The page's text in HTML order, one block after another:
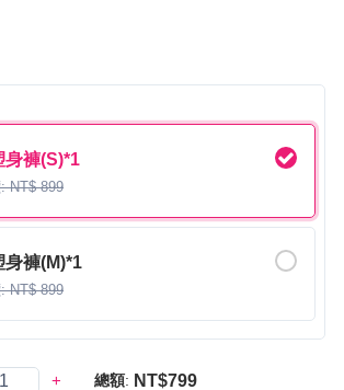
身褲(S)*1
NT$ 899
身褲(M)*1
NT$ 899
+ 總額: NT$799